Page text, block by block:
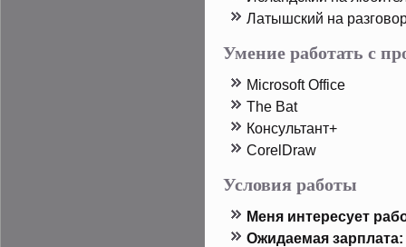
Латышский на
Умение работать с
Microsoft Office
The Bat
Консультант+
CorelDraw
Условия работы
Меня интересует
Ожидаемая зарплата: